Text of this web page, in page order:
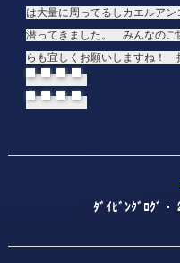
は大量に周ってるしカエルア
潜ってきました。 みんなの
らも宜しくお願いしますね！
ﾀﾞｲﾋﾞﾝｸﾞﾛｸﾞ